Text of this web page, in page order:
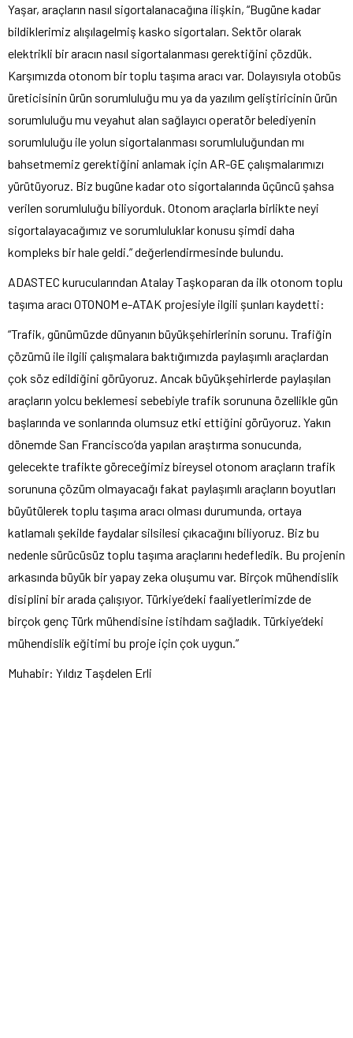
Yaşar, araçların nasıl sigortalanacağına ilişkin, “Bugüne kadar
bildiklerimiz alışılagelmiş kasko sigortaları. Sektör olarak
elektrikli bir aracın nasıl sigortalanması gerektiğini çözdük.
Karşımızda otonom bir toplu taşıma aracı var. Dolayısıyla otobüs
üreticisinin ürün sorumluluğu mu ya da yazılım geliştiricinin ürün
sorumluluğu mu veyahut alan sağlayıcı operatör belediyenin
sorumluluğu ile yolun sigortalanması sorumluluğundan mı
bahsetmemiz gerektiğini anlamak için AR-GE çalışmalarımızı
yürütüyoruz. Biz bugüne kadar oto sigortalarında üçüncü şahsa
verilen sorumluluğu biliyorduk. Otonom araçlarla birlikte neyi
sigortalayacağımız ve sorumluluklar konusu şimdi daha
kompleks bir hale geldi.” değerlendirmesinde bulundu.
ADASTEC kurucularından Atalay Taşkoparan da ilk otonom toplu
taşıma aracı OTONOM e-ATAK projesiyle ilgili şunları kaydetti:
“Trafik, günümüzde dünyanın büyükşehirlerinin sorunu. Trafiğin
çözümü ile ilgili çalışmalara baktığımızda paylaşımlı araçlardan
çok söz edildiğini görüyoruz. Ancak büyükşehirlerde paylaşılan
araçların yolcu beklemesi sebebiyle trafik sorununa özellikle gün
başlarında ve sonlarında olumsuz etki ettiğini görüyoruz. Yakın
dönemde San Francisco’da yapılan araştırma sonucunda,
gelecekte trafikte göreceğimiz bireysel otonom araçların trafik
sorununa çözüm olmayacağı fakat paylaşımlı araçların boyutları
büyütülerek toplu taşıma aracı olması durumunda, ortaya
katlamalı şekilde faydalar silsilesi çıkacağını biliyoruz. Biz bu
nedenle sürücüsüz toplu taşıma araçlarını hedefledik. Bu projenin
arkasında büyük bir yapay zeka oluşumu var. Birçok mühendislik
disiplini bir arada çalışıyor. Türkiye’deki faaliyetlerimizde de
birçok genç Türk mühendisine istihdam sağladık. Türkiye’deki
mühendislik eğitimi bu proje için çok uygun.”
Muhabir: Yıldız Taşdelen Erli